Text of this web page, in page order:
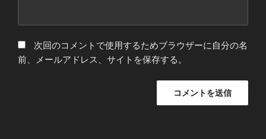
次回のコメントで使用するためブラウザーに自分の名
前、メールアドレス、サイトを保存する。